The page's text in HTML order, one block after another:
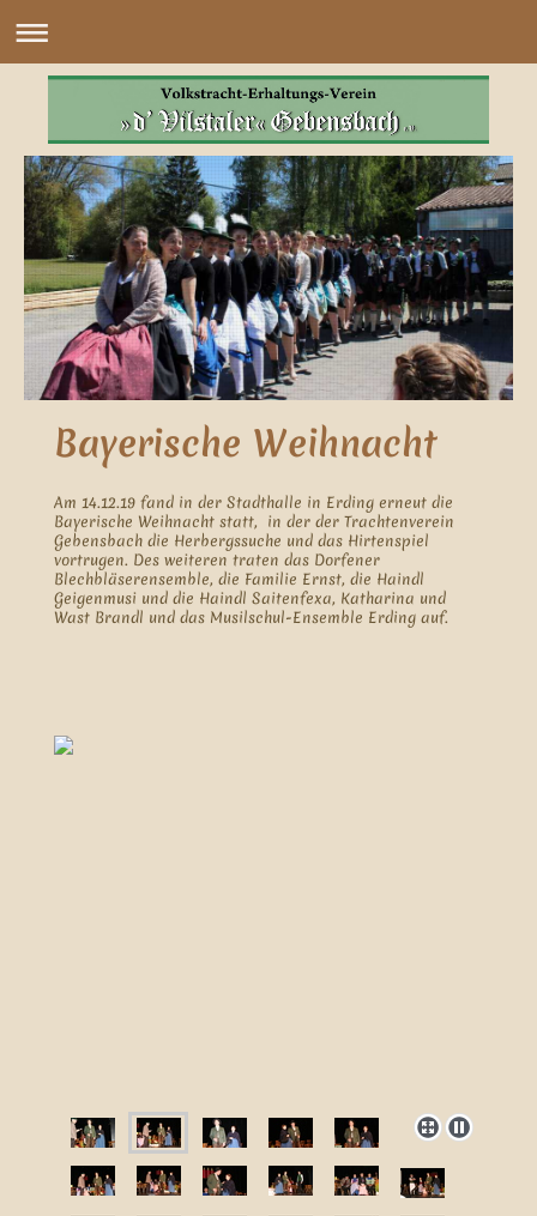
Bayerische Weihnacht
Am 14.12.19 fand in der Stadthalle in Erding erneut die
Bayerische Weihnacht statt, in der der Trachtenverein
Gebensbach die Herbergssuche und das Hirtenspiel
vortrugen. Des weiteren traten das Dorfener
Blechbläserensemble, die Familie Ernst, die Haindl
Geigenmusi und die Haindl Saitenfexa, Katharina und
Wast Brandl und das Musilschul-Ensemble Erding auf.